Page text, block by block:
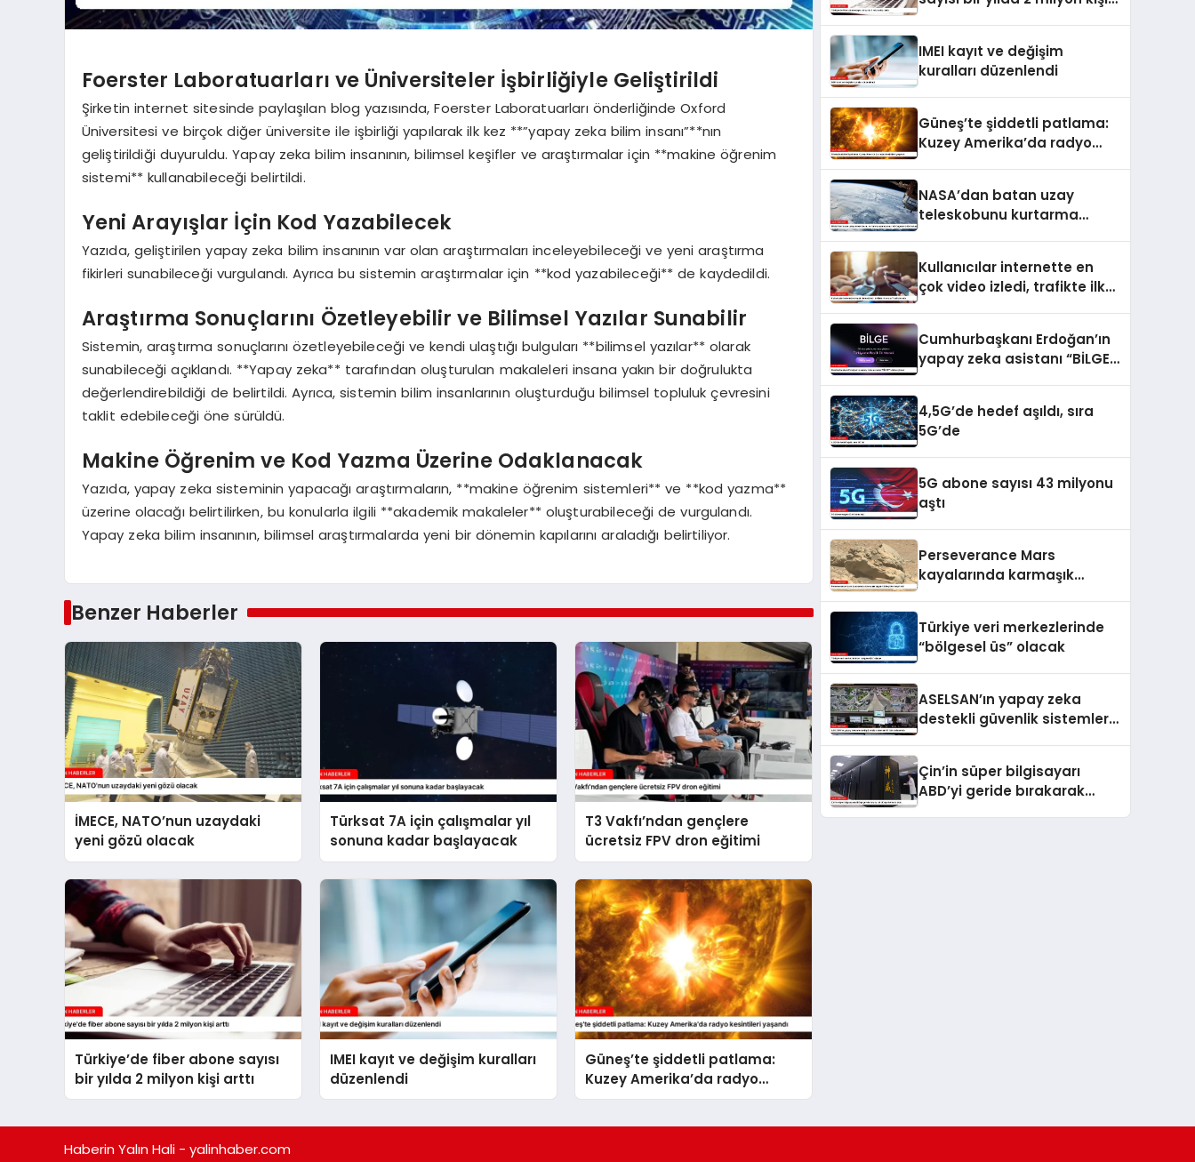
Foerster Laboratuarları ve Üniversiteler İşbirliğiyle Geliştirildi
Şirketin internet sitesinde paylaşılan blog yazısında, Foerster Laboratuarları önderliğinde Oxford
Üniversitesi ve birçok diğer üniversite ile işbirliği yapılarak ilk kez **”yapay zeka bilim insanı”**nın
geliştirildiği duyuruldu. Yapay zeka bilim insanının, bilimsel keşifler ve araştırmalar için **makine öğrenim
sistemi** kullanabileceği belirtildi.
Yeni Arayışlar İçin Kod Yazabilecek
Yazıda, geliştirilen yapay zeka bilim insanının var olan araştırmaları inceleyebileceği ve yeni araştırma
fikirleri sunabileceği vurgulandı. Ayrıca bu sistemin araştırmalar için **kod yazabileceği** de kaydedildi.
Araştırma Sonuçlarını Özetleyebilir ve Bilimsel Yazılar Sunabilir
Sistemin, araştırma sonuçlarını özetleyebileceği ve kendi ulaştığı bulguları **bilimsel yazılar** olarak
sunabileceği açıklandı. **Yapay zeka** tarafından oluşturulan makaleleri insana yakın bir doğrulukta
değerlendirebildiği de belirtildi. Ayrıca, sistemin bilim insanlarının oluşturduğu bilimsel topluluk çevresini
taklit edebileceği öne sürüldü.
Makine Öğrenim ve Kod Yazma Üzerine Odaklanacak
Yazıda, yapay zeka sisteminin yapacağı araştırmaların, **makine öğrenim sistemleri** ve **kod yazma**
üzerine olacağı belirtilirken, bu konularla ilgili **akademik makaleler** oluşturabileceği de vurgulandı.
Yapay zeka bilim insanının, bilimsel araştırmalarda yeni bir dönemin kapılarını araladığı belirtiliyor.
Benzer Haberler
İMECE, NATO’nun uzaydaki
yeni gözü olacak
Türksat 7A için çalışmalar yıl
sonuna kadar başlayacak
T3 Vakfı’ndan gençlere
ücretsiz FPV dron eğitimi
Türkiye’de fiber abone sayısı
bir yılda 2 milyon kişi arttı
IMEI kayıt ve değişim kuralları
düzenlendi
Güneş’te şiddetli patlama:
Kuzey Amerika’da radyo
kesintileri yaşandı
IMEI kayıt ve değişim
kuralları düzenlendi
Güneş’te şiddetli patlama:
Kuzey Amerika’da radyo
NASA’dan batan uzay
teleskobunu kurtarma
Kullanıcılar internette en
çok video izledi, trafikte ilk
Cumhurbaşkanı Erdoğan’ın
yapay zeka asistanı “BİLGE”
4,5G’de hedef aşıldı, sıra
5G’de
5G abone sayısı 43 milyonu
aştı
Perseverance Mars
kayalarında karmaşık
Türkiye veri merkezlerinde
“bölgesel üs” olacak
ASELSAN’ın yapay zeka
destekli güvenlik sistemleri
Çin’in süper bilgisayarı
ABD’yi geride bırakarak
Haberin Yalın Hali - yalinhaber.com